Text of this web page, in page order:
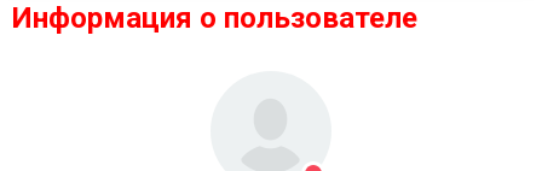
Информация о пользователе